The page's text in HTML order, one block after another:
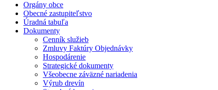
Orgány obce
Obecné zastupiteľstvo
Úradná tabuľa
Dokumenty
Cenník služieb
Zmluvy Faktúry Objednávky
Hospodárenie
Strategické dokumenty
Všeobecne záväzné nariadenia
Výrub drevín